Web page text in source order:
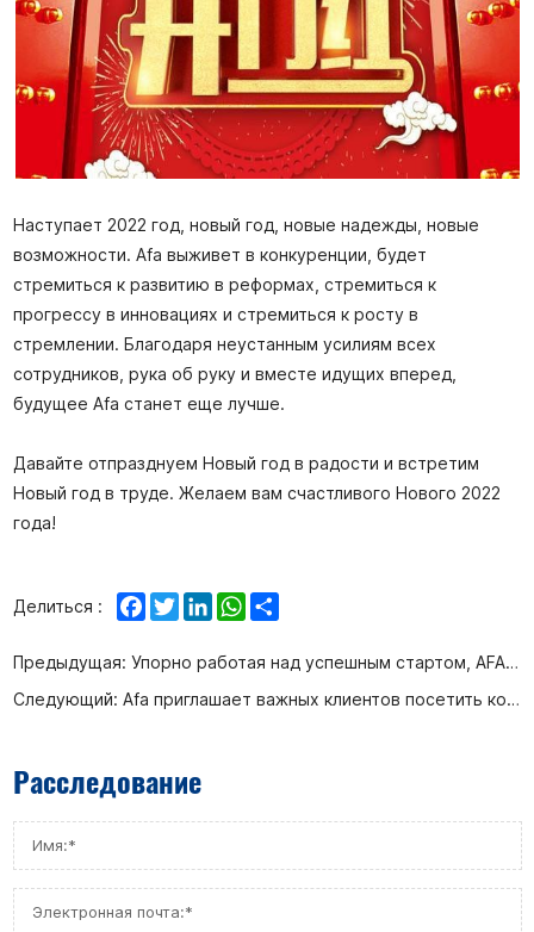
Наступает 2022 год, новый год, новые надежды, новые
возможности. Afa выживет в конкуренции, будет
стремиться к развитию в реформах, стремиться к
прогрессу в инновациях и стремиться к росту в
стремлении. Благодаря неустанным усилиям всех
сотрудников, рука об руку и вместе идущих вперед,
будущее Afa станет еще лучше.
Давайте отпразднуем Новый год в радости и встретим
Новый год в труде. Желаем вам счастливого Нового 2022
года!
Делиться : Facebook
TwitterLinkedInWhatsApp
Предыдущая: Упорно работая над успешным стартом, AFA выиграла заказ на поставку специальных высокотемпературных клапанов
Следующий: Afa приглашает важных клиентов посетить компанию для осмотра и технического обмена
Расследование